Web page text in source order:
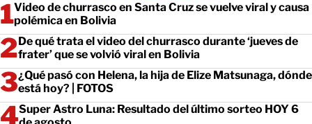
Video de churrasco en Santa Cruz se vuelve viral y causa
polémica en Bolivia
De qué trata el video del churrasco durante ‘jueves de
frater’ que se volvió viral en Bolivia
¿Qué pasó con Helena, la hija de Elize Matsunaga, dónde
está hoy? | FOTOS
Super Astro Luna: Resultado del último sorteo HOY 6